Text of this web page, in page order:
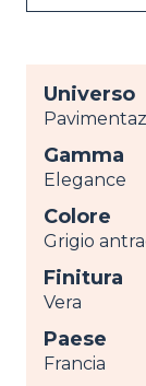
Universo
Gamma
Elegance
Colore
Grigio
Finitura
Vera
Paese
Francia